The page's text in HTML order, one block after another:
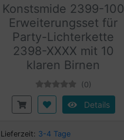
Konstsmide 2399-100
Erweiterungsset für
Party-Lichterkette
2398-XXXX mit 10
klaren Birnen
(0)
Details
Lieferzeit: 3-4 Tage